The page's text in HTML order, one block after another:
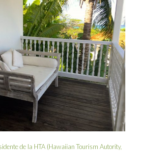
de la HTA (Hawaiian Tourism Autority,